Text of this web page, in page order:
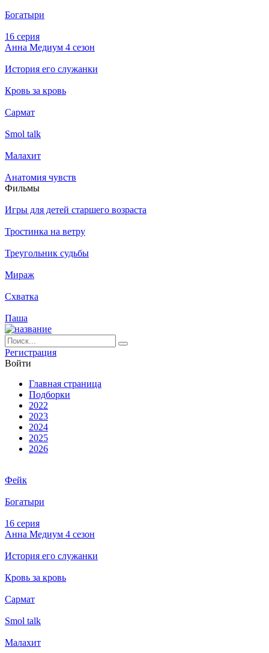
Богатыри
16 серия
Анна Медиум 4 сезон
История его служанки
Кровь за кровь
Сармат
Smol talk
Малахит
Анатомия чувств
Филь­мы
Игры для детей старшего возраста
Тростинка на ветру
Треугольник судьбы
Мираж
Схватка
Паша
Ре­ги­ст­ра­ция
Вой­ти
Глав­ная стра­ни­ца
Подборки
2022
2023
2024
2025
2026
Фейк
Богатыри
16 серия
Анна Медиум 4 сезон
История его служанки
Кровь за кровь
Сармат
Smol talk
Малахит